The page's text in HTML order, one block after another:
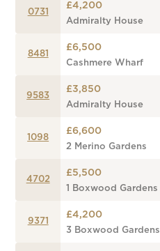
0731
£4,200
Admiralty House
8481
£6,500
Cashmere Wharf
9583
£3,850
Admiralty House
1098
£6,600
2 Merino Gardens
4702
£5,500
1 Boxwood Gardens
9371
£4,200
3 Boxwood Gardens